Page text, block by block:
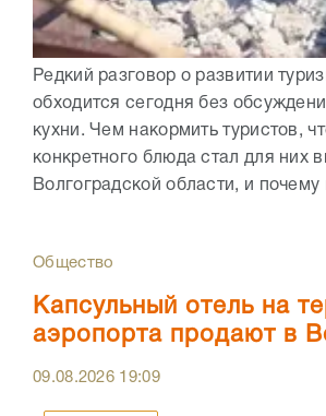
Редкий разговор о развитии
обходится сегодня без
кухни. Чем накормить туристов,
конкретного блюда стал для них
Волгоградской области, и почему
Общество
Капсульный отель на
аэропорта продают в
09.08.2026 19:09